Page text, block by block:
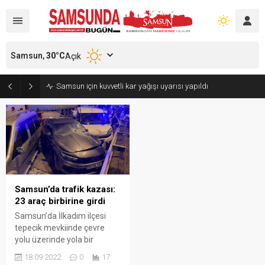
Samsun için kuvvetli kar yağışı uyarısı yapıldı
Samsun,30°CAçık
Samsun’da trafik kazası:
23 araç birbirine girdi
Samsun’da İlkadım ilçesi
tepecik mevkiinde çevre
yolu üzerinde yola bir
18.09.2022 0 17